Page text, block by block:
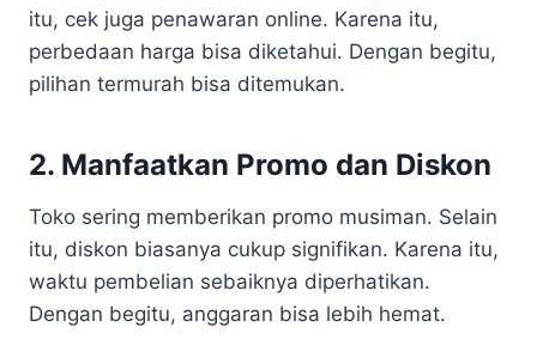
itu, cek juga penawaran online. Karena itu,
perbedaan harga bisa diketahui. Dengan begitu,
pilihan termurah bisa ditemukan.
2. Manfaatkan Promo dan Diskon
Toko sering memberikan promo musiman. Selain
itu, diskon biasanya cukup signifikan. Karena itu,
waktu pembelian sebaiknya diperhatikan.
Dengan begitu, anggaran bisa lebih hemat.